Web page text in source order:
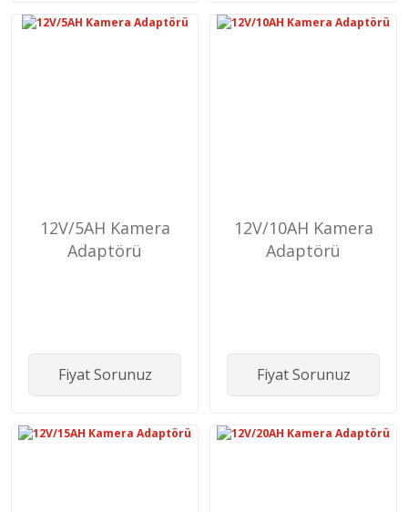
12V/5AH Kamera
Adaptörü
Fiyat Sorunuz
12V/10AH Kamera
Adaptörü
Fiyat Sorunuz